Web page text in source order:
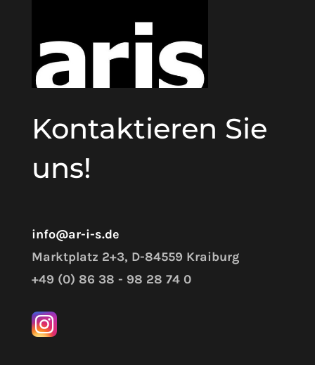
Kontaktieren Sie
uns!
info@ar-i-s.de
Marktplatz 2+3, D-84559 Kraiburg
+49 (0) 86 38 - 98 28 74 0